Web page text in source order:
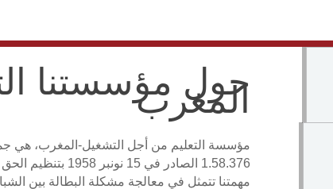
حول مؤسستنا
المغرب
1.58.376 الصادر في 15 نونبر 1958 بتنظيم الحق في تأسيس الجمعيات.
مهمتنا تتمثل في معالجة مشكلة البطالة بين